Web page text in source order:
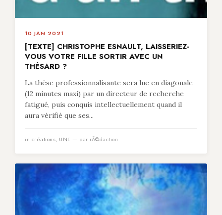
10 JAN 2021
[TEXTE] CHRISTOPHE ESNAULT, LAISSERIEZ-
VOUS VOTRE FILLE SORTIR AVEC UN
THÉSARD ?
La thèse professionnalisante sera lue en diagonale
(12 minutes maxi) par un directeur de recherche
fatigué, puis conquis intellectuellement quand il
aura vérifié que ses...
in créations, UNE — par rÃ©daction